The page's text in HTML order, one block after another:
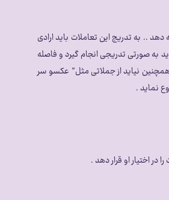
.. به تدریج این تعاملات باید ارادی
به صورتی تدریجی انجام گیرد و فاصله
همچنین نیاید از جملاتی مثل” عکسو سر
نماید .
اختیار او قرار دهد .